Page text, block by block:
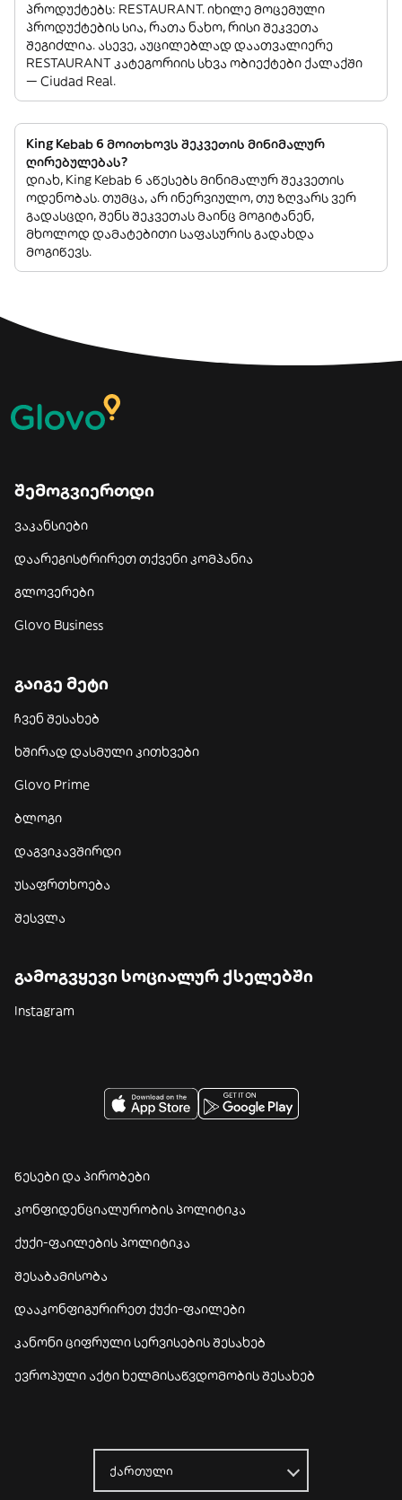
პროდუქტებს: RESTAURANT. იხილე მოცემული
პროდუქტების სია, რათა ნახო, რისი შეკვეთა
შეგიძლია. ასევე, აუცილებლად დაათვალიერე
RESTAURANT კატეგორიის სხვა ობიექტები ქალაქში
— Ciudad Real.
King Kebab 6 მოითხოვს შეკვეთის მინიმალურ
ღირებულებას?
დიახ, King Kebab 6 აწესებს მინიმალურ შეკვეთის
ოდენობას. თუმცა, არ ინერვიულო, თუ ზღვარს ვერ
გადასცდი, შენს შეკვეთას მაინც მოგიტანენ,
მხოლოდ დამატებითი საფასურის გადახდა
მოგიწევს.
შემოგვიერთდი
ვაკანსიები
დაარეგისტრირეთ თქვენი კომპანია
გლოვერები
Glovo Business
გაიგე მეტი
ჩვენ შესახებ
ხშირად დასმული კითხვები
Glovo Prime
ბლოგი
დაგვიკავშირდი
უსაფრთხოება
შესვლა
გამოგვყევი სოციალურ ქსელებში
Instagram
წესები და პირობები
კონფიდენციალურობის პოლიტიკა
ქუქი-ფაილების პოლიტიკა
შესაბამისობა
დააკონფიგურირეთ ქუქი-ფაილები
კანონი ციფრული სერვისების შესახებ
ევროპული აქტი ხელმისაწვდომობის შესახებ